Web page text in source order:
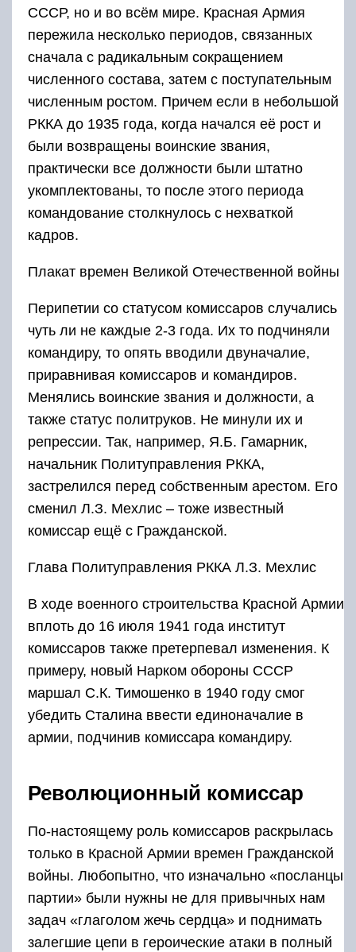
СССР, но и во всём мире. Красная Армия
пережила несколько периодов, связанных
сначала с радикальным сокращением
численного состава, затем с поступательным
численным ростом. Причем если в небольшой
РККА до 1935 года, когда начался её рост и
были возвращены воинские звания,
практически все должности были штатно
укомплектованы, то после этого периода
командование столкнулось с нехваткой
кадров.
Плакат времен Великой Отечественной войны
Перипетии со статусом комиссаров случались
чуть ли не каждые 2-3 года. Их то подчиняли
командиру, то опять вводили двуначалие,
приравнивая комиссаров и командиров.
Менялись воинские звания и должности, а
также статус политруков. Не минули их и
репрессии. Так, например, Я.Б. Гамарник,
начальник Политуправления РККА,
застрелился перед собственным арестом. Его
сменил Л.З. Мехлис – тоже известный
комиссар ещё с Гражданской.
Глава Политуправления РККА Л.З. Мехлис
В ходе военного строительства Красной Армии
вплоть до 16 июля 1941 года институт
комиссаров также претерпевал изменения. К
примеру, новый Нарком обороны СССР
маршал С.К. Тимошенко в 1940 году смог
убедить Сталина ввести единоначалие в
армии, подчинив комиссара командиру.
Революционный комиссар
По-настоящему роль комиссаров раскрылась
только в Красной Армии времен Гражданской
войны. Любопытно, что изначально «посланцы
партии» были нужны не для привычных нам
задач «глаголом жечь сердца» и поднимать
залегшие цепи в героические атаки в полный